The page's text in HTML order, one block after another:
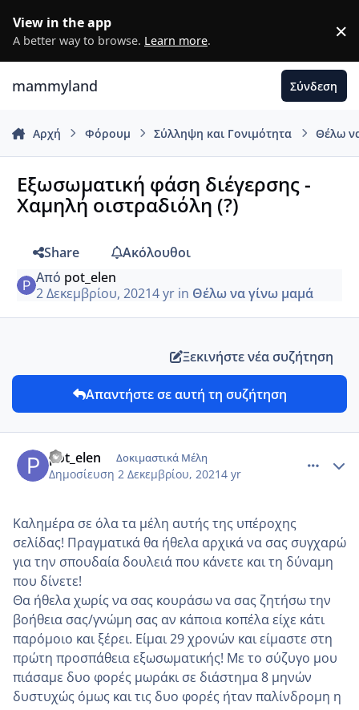
View in the app
A better way to browse. Learn more. ×
mammyland Σύνδεση
Αρχή Φόρουμ Σύλληψη και Γονιμότητα Θέλω
Εξωσωματική φάση διέγερσης -
Χαμηλή οιστραδιόλη (?)
Share
Ακόλουθοι
Από pot_elen
2 Δεκεμβρίου, 20214 yrin Θέλω να γίνω μαμά
Ξεκινήστε νέα συζήτηση
Απαντήστε σε αυτή τη συζήτηση
pot_elen Δοκιμαστικά Μέλη
Δημοσίευση 2 Δεκεμβρίου, 20214 yr
Καλημέρα σε όλα τα μέλη αυτής της υπέροχης
σελίδας! Πραγματικά θα ήθελα αρχικά να σας συγχαρώ
για την σπουδαία δουλειά που κάνετε και τη δύναμη
που δίνετε!
Θα ήθελα χωρίς να σας κουράσω να σας ζητήσω την
βοήθεια σας/γνώμη σας αν κάποια κοπέλα είχε κάτι
παρόμοιο και ξέρει. Είμαι 29 χρονών και είμαστε στη
πρώτη προσπάθεια εξωσωματικής! Με το σύζυγο μου
πιάσαμε δυο φορές μωράκι σε διάστημα 8 μηνών
δυστυχώς όμως και τις δυο φορές ήταν παλίνδρομη η